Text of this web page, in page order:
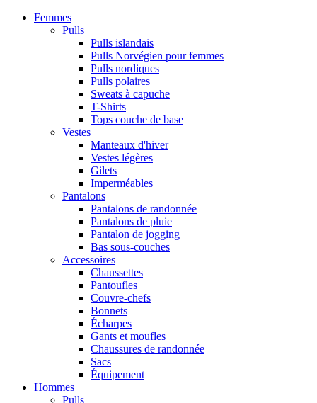
Femmes
Pulls
Pulls islandais
Pulls Norvégien pour femmes
Pulls nordiques
Pulls polaires
Sweats à capuche
T-Shirts
Tops couche de base
Vestes
Manteaux d'hiver
Vestes légères
Gilets
Imperméables
Pantalons
Pantalons de randonnée
Pantalons de pluie
Pantalon de jogging
Bas sous-couches
Accessoires
Chaussettes
Pantoufles
Couvre-chefs
Bonnets
Écharpes
Gants et moufles
Chaussures de randonnée
Sacs
Équipement
Hommes
Pulls